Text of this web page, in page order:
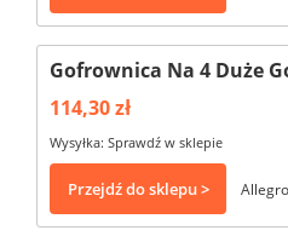
Gofrownica Na 4 Duże
114,30 zł
Wysyłka: Sprawdź w sklepie
Przejdź do sklepu > Allegro